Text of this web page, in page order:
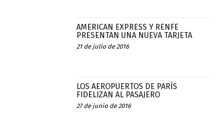
AMERICAN EXPRESS Y RENFE
PRESENTAN UNA NUEVA TARJETA
21 de julio de 2016
LOS AEROPUERTOS DE PARÍS
FIDELIZAN AL PASAJERO
27 de junio de 2016